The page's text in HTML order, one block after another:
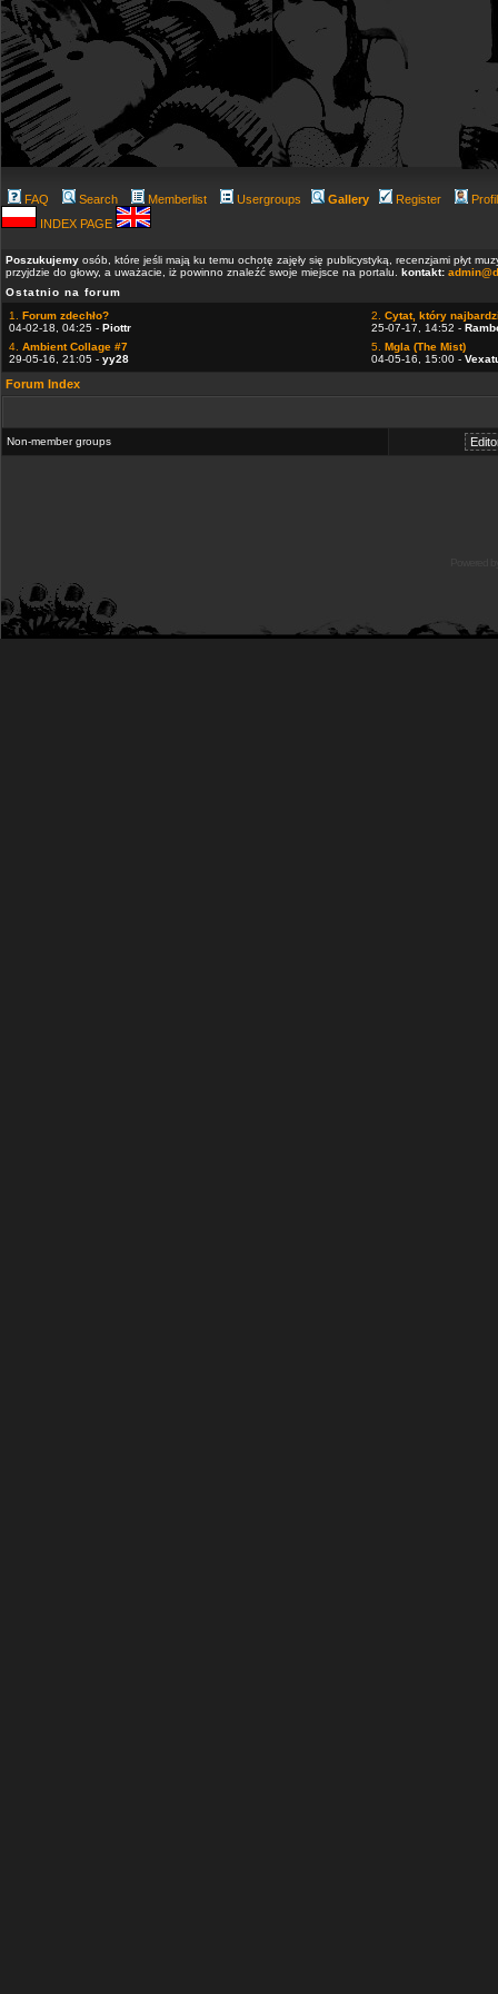
FAQ Search Memberlist Usergroups Gallery Register
INDEX PAGE
Poszukujemy osób, które jeśli mają ku temu ochotę zajęły się publicystyką, recenzjami płyt
przyjdzie do głowy, a uważacie, iż powinno znaleźć swoje miejsce na portalu. kontakt:
Ostatnio na forum
1. Forum zdechło?
04-02-18, 04:25 - Piottr
2. Cytat, który
25-07-17, 14:52 -
4. Ambient Collage #7
29-05-16, 21:05 - yy28
5. Mgla (The Mist)
04-05-16, 15:00 -
Forum Index
Non-member groups